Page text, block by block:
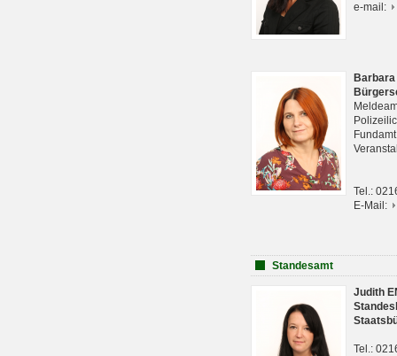
e-mail:
Tel.:
E-Mail:
Standesamt
Judith
Tel.: